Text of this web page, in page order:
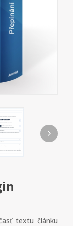
textu článku